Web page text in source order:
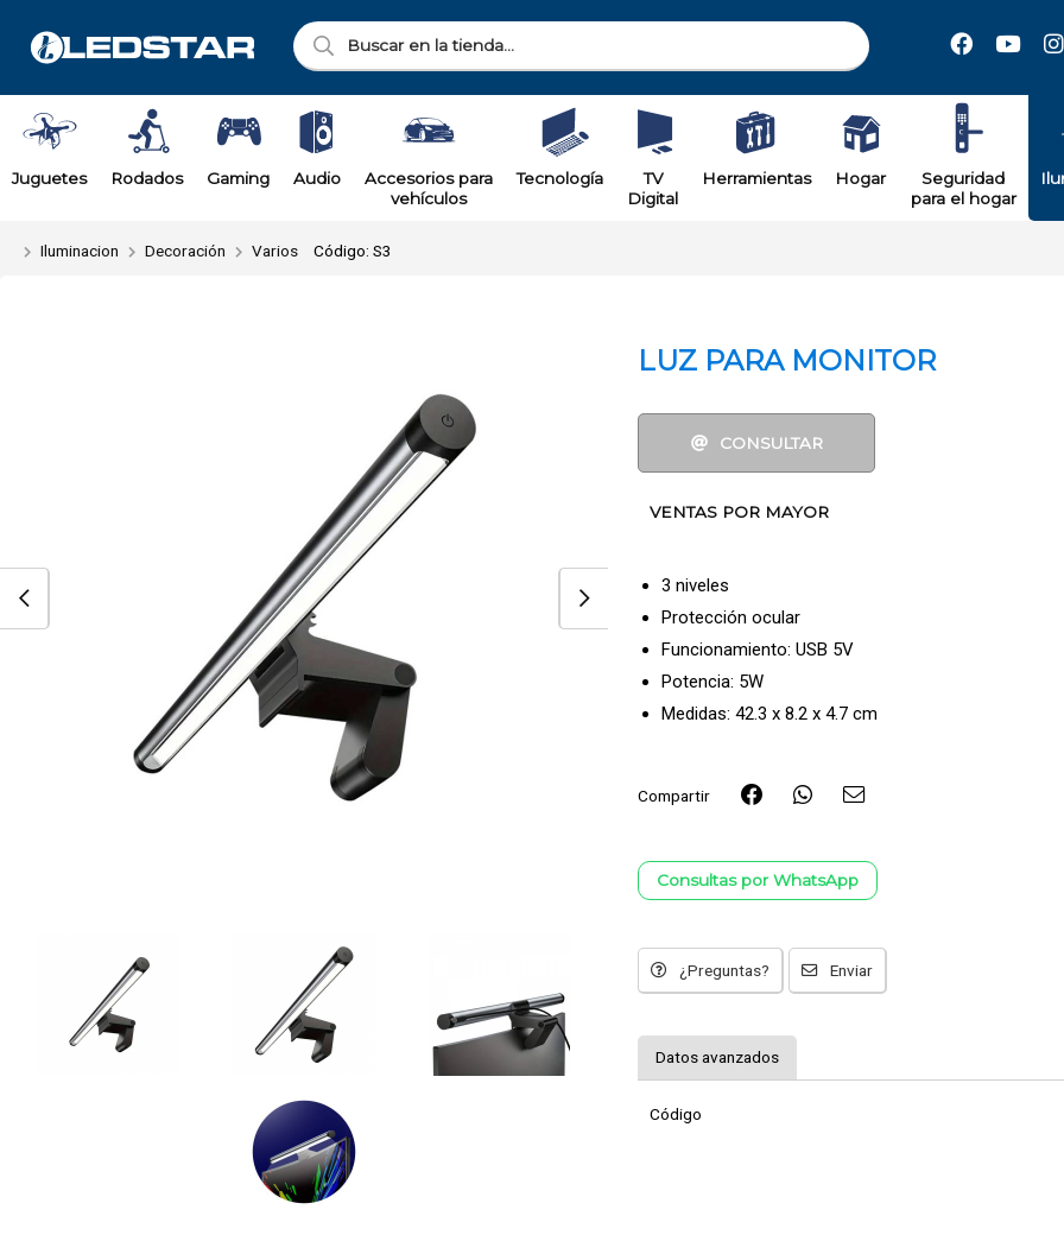
Enviar a email
Juguetes Rodados Gaming Audio
Accesorios para
vehículos
Tecnología
TV
Digital
Herramientas Hogar
Seguridad
para el hogar
Iluminacion Decoración Varios Código: S3
LUZ PARA MONITOR
CONSULTAR
VENTAS POR MAYOR
3 niveles
Protección ocular
Funcionamiento: USB 5V
Potencia: 5W
Medidas: 42.3 x 8.2 x 4.7 cm
Compartir
Consultas por WhatsApp
¿Preguntas? Enviar
Datos avanzados
Código